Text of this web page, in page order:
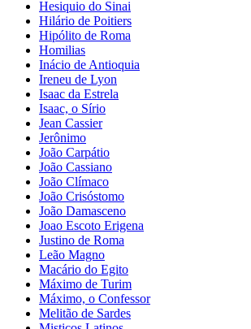
Hesiquio do Sinai
Hilário de Poitiers
Hipólito de Roma
Homilias
Inácio de Antioquia
Ireneu de Lyon
Isaac da Estrela
Isaac, o Sírio
Jean Cassier
Jerônimo
João Carpátio
João Cassiano
João Clímaco
João Crisóstomo
João Damasceno
Joao Escoto Erigena
Justino de Roma
Leão Magno
Macário do Egito
Máximo de Turim
Máximo, o Confessor
Melitão de Sardes